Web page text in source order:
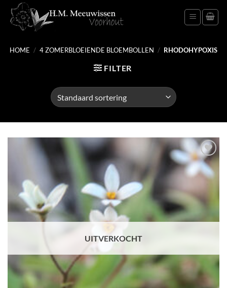
naar
inhoud
HOME / 4 ZOMERBLOEIENDE BLOEMBOLLEN / RHODOHYPOXIS
FILTER
Toevoegen
aan
verlanglijst
UITVERKOCHT